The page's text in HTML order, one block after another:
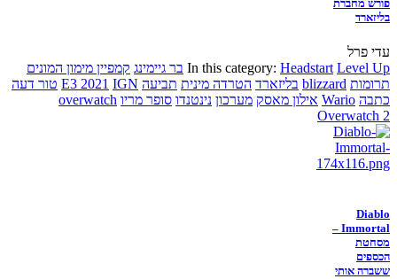
פורש מחברת
בליזארד
עדי פרל
In this category: Headstart Level Up בר גיימינג קמפיין מימון המונים
תרומות blizzard בליזארד הטרדה מינית תביעה E3 2021 IGN
טור דעה
כתבה Wario אילון מאסק מערכון נינטנדו סופר מריו overwatch
Overwatch 2
Diablo
Immortal –
מסחטת
הכספים
ששברה אותי